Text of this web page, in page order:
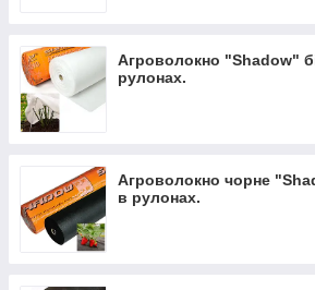
Агроволокно "Shadow"
рулонах.
Агроволокно чорне
в рулонах.